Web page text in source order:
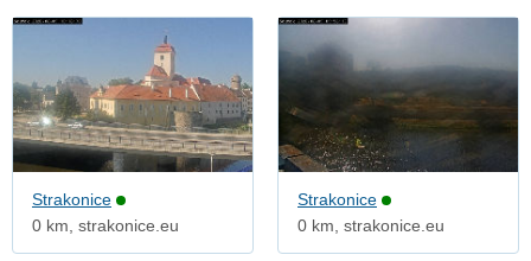
Strakonice
0 km, strakonice.eu
Strakonice
0 km, strakonice.eu